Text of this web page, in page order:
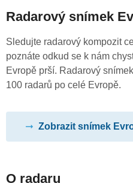
Radarový snímek
Sledujte radarový kompozit
poznáte odkud se k nám
Evropě prší. Radarový
100 radarů po celé Evropě.
Zobrazit snímek
O radaru